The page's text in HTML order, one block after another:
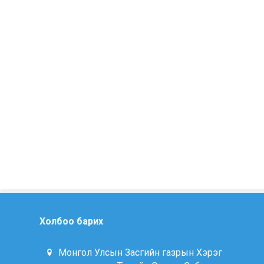
Холбоо барих
Монгол Улсын Засгийн газрын Хэрэг